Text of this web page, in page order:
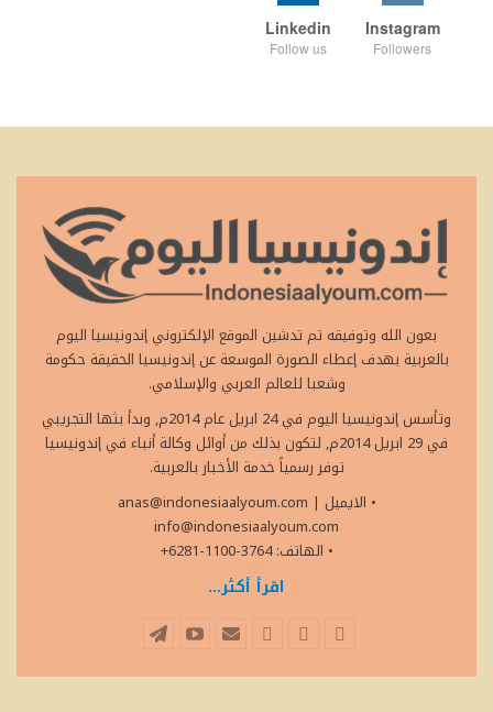
Instagram
Followers
Linkedin
Follow us
بعون الله وتوفيقه تم تدشين الموقع الإلكتروني إندونيسيا اليوم
بالعربية بهدف إعطاء الصورة الموسعة عن إندونيسيا الحقيقة حكومة
وشعبا للعالم العربي والإسلامي.
وتأسس إندونيسيا اليوم في 24 ابريل عام 2014م, وبدأ بثها التجريبي
في 29 ابريل 2014م, لتكون بذلك من أوائل وكالة أنباء في إندونيسيا
توفر رسمياً خدمة الأخبار بالعربية.
• الايميل
anas@indonesiaalyoum.com |
info@indonesiaalyoum.com
• الهاتف: 3764-1100-6281+
اقرأ أكثر...